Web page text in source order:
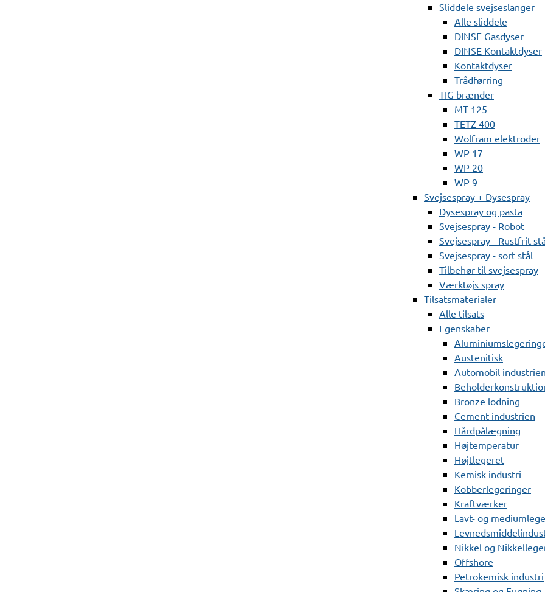
Sliddele svejseslanger
Alle sliddele
DINSE Gasdyser
DINSE Kontaktdyser
Kontaktdyser
Trådførring
TIG brænder
MT 125
TETZ 400
Wolfram elektroder
WP 17
WP 20
WP 9
Svejsespray + Dysespray
Dysespray og pasta
Svejsespray - Robot
Svejsespray - Rustfrit
Svejsespray - sort stål
Tilbehør til svejsespray
Værktøjs spray
Tilsatsmaterialer
Alle tilsats
Egenskaber
Austenitisk
Automobil industrien
Bronze lodning
Cement industrien
Hårdpålægning
Højtemperatur
Højtlegeret
Kemisk industri
Kobberlegeringer
Kraftværker
Lavt- og
Nikkel og
Offshore
Petrokemisk industri